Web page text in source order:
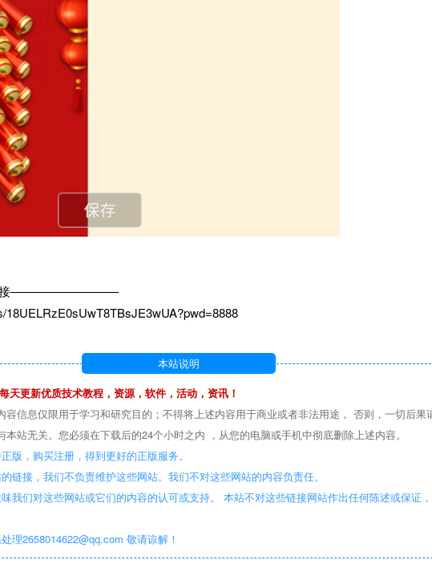
—————————
18UELRzE0sUwT8TBsJE3wUA?pwd=8888
本站说明
每天更新优质技术教程，资源，软件，活动，资讯！
信息仅限用于学习和研究目的；不得将上述内容用于商业或者非法用途， 否则，一切后果
站无关。您必须在下载后的24个小时之内 ，从您的电脑或手机中彻底删除上述内容。
版，购买注册，得到更好的正版服务。
链接，我们不负责维护这些网站。我们不对这些网站的内容负责任。
我们对这些网站或它们的内容的认可或支持。 本站不对这些链接网站作出任何陈述或保证
理2658014622@qq.com 敬请谅解！